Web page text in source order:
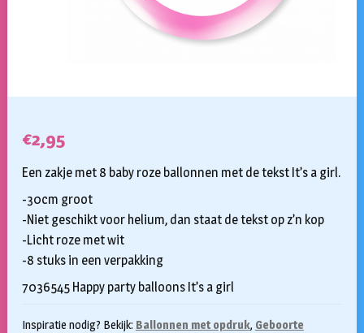
€2,95
Een zakje met 8 baby roze ballonnen met de tekst It’s a girl.
-30cm groot
-Niet geschikt voor helium, dan staat de tekst op z’n kop
-Licht roze met wit
-8 stuks in een verpakking
7036545 Happy party balloons It’s a girl
Inspiratie nodig? Bekijk: Ballonnen met opdruk, Geboorte